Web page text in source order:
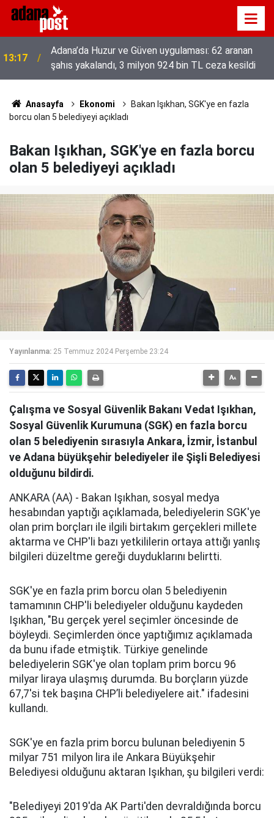
13:17
Adana’da Huzur ve Güven uygulaması: 62 aranan
13:01
52 yıldır el emeğiyle üretiyor, mesleğin yok
olmamasına karşı direniyor
Anasayfa Ekonomi
Bakan Işıkhan, SGK'ye en fazla
borcu olan 5 belediyeyi açıkladı
Bakan Işıkhan, SGK'ye en fazla borcu
olan 5 belediyeyi açıkladı
Yayınlanma: 25 Temmuz 2024 Perşembe 23:24
Çalışma ve Sosyal Güvenlik Bakanı Vedat Işıkhan,
Sosyal Güvenlik Kurumuna (SGK) en fazla borcu
olan 5 belediyenin sırasıyla Ankara, İzmir, İstanbul
ve Adana büyükşehir belediyeler ile Şişli Belediyesi
olduğunu bildirdi.
ANKARA (AA) - Bakan Işıkhan, sosyal medya
hesabından yaptığı açıklamada, belediyelerin SGK'ye
olan prim borçları ile ilgili birtakım gerçekleri millete
aktarma ve CHP'li bazı yetkililerin ortaya attığı yanlış
bilgileri düzeltme gereği duyduklarını belirtti.
SGK'ye en fazla prim borcu olan 5 belediyenin
tamamının CHP'li belediyeler olduğunu kaydeden
Işıkhan, "Bu gerçek yerel seçimler öncesinde de
böyleydi. Seçimlerden önce yaptığımız açıklamada
da bunu ifade etmiştik. Türkiye genelinde
belediyelerin SGK'ye olan toplam prim borcu 96
milyar liraya ulaşmış durumda. Bu borçların yüzde
67,7'si tek başına CHP’li belediyelere ait." ifadesini
kullandı.
SGK'ye en fazla prim borcu bulunan belediyenin 5
milyar 751 milyon lira ile Ankara Büyükşehir
Belediyesi olduğunu aktaran Işıkhan, şu bilgileri verdi:
"Belediyeyi 2019'da AK Parti'den devraldığında borcu